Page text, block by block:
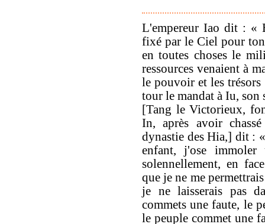
L'empereur Iao dit : «
fixé par le Ciel pour
en toutes choses le
ressources venaient à
le pouvoir et les
tour le mandat à Iu, son
[Tang le Victorieux,
In, après avoir
dynastie des Hia,] dit :
enfant, j'ose immoler
solennellement, en
que je ne me
je ne laisserais pas
commets une faute, le
le peuple commet une